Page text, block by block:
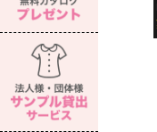
ESV1030
¥12,155